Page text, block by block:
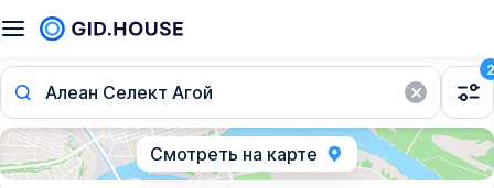
Алеан Селект Агой
2
Смотреть на карте